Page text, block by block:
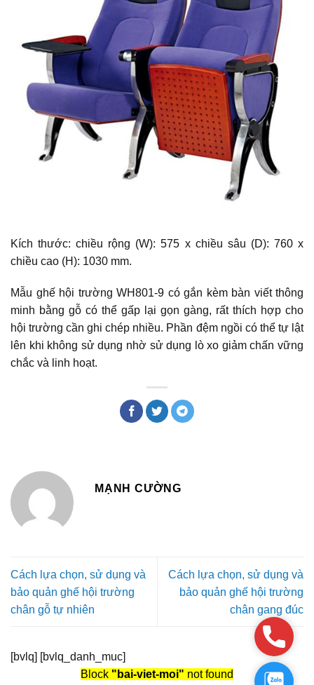
Kích thước: chiều rộng (W): 575 x chiều sâu (D): 760 x
chiều cao (H): 1030 mm.
Mẫu ghế hội trường WH801-9 có gắn kèm bàn viết thông
minh bằng gỗ có thể gấp lại gọn gàng, rất thích hợp cho
hội trường cần ghi chép nhiều. Phần đệm ngồi có thể tự lật
lên khi không sử dụng nhờ sử dụng lò xo giảm chấn vững
chắc và linh hoạt.
MẠNH CƯỜNG
Cách lựa chọn, sử dụng và
bảo quản ghế hội trường
chân gỗ tự nhiên
Cách lựa chọn, sử dụng và
bảo quản ghế hội trường
chân gang đúc
[bvlq] [bvlq_danh_muc]
Block "bai-viet-moi" not found
Phone
Zalo